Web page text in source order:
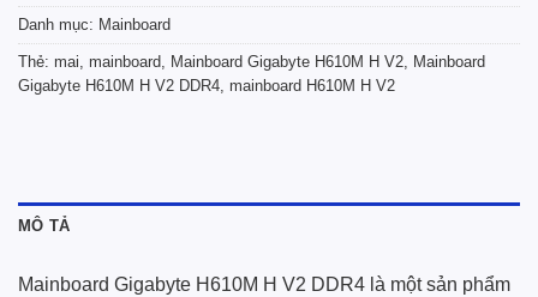
Danh mục: Mainboard
Thẻ: mai mainboard Mainboard Gigabyte H610M H V2 Mainboard
Gigabyte H610M H V2 DDR4 mainboard H610M H V2
MÔ TẢ
Mainboard Gigabyte H610M H V2 DDR4 là một sản phẩm